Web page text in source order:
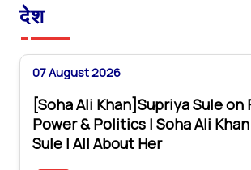
देश
07 August 2026
[Soha Ali Khan]Supriya Sule on
Power & Politics | Soha Ali
Sule | All About Her